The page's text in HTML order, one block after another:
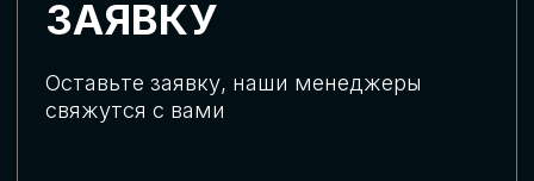
массовом использовании ИИ-
инструментов, обеспечении
ИСКУССТВЕННЫЙ